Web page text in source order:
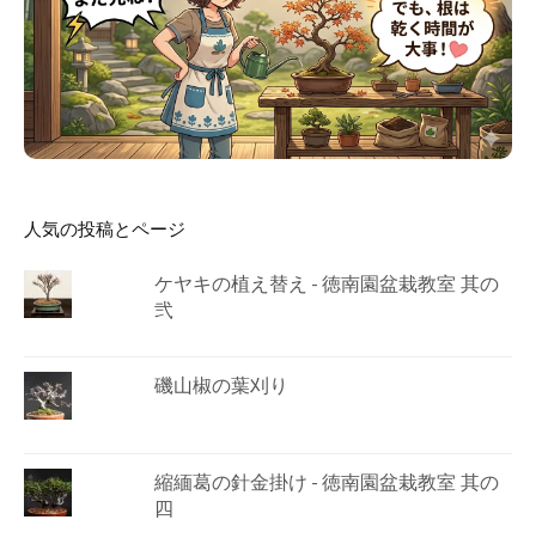
人気の投稿とページ
ケヤキの植え替え - 徳南園盆栽教室 其の
弐
磯山椒の葉刈り
縮緬葛の針金掛け - 徳南園盆栽教室 其の
四